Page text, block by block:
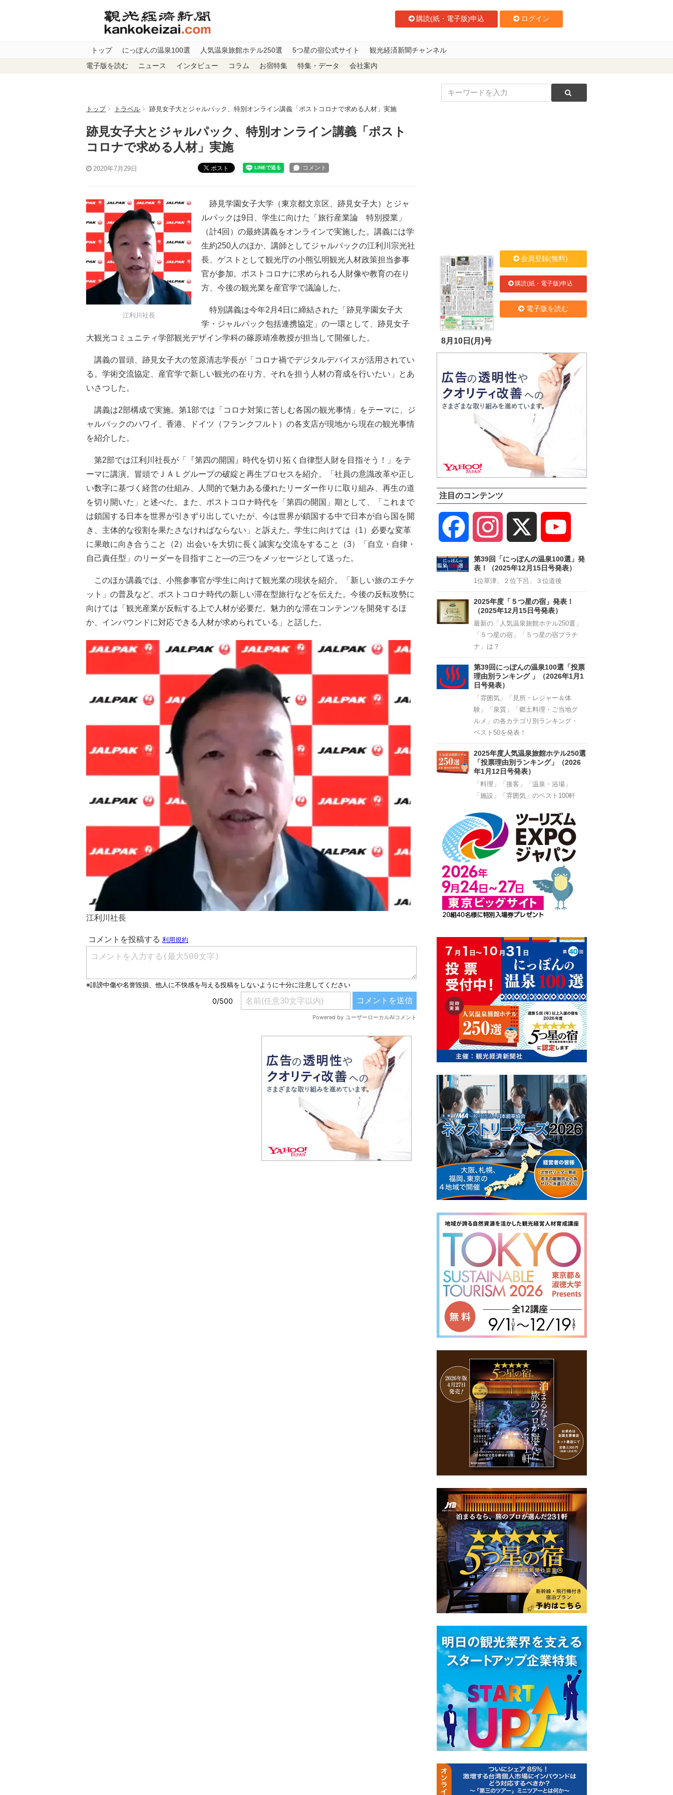
購読(紙・電子版)申込 ログイン
トップ にっぽんの温泉100選 人気温泉旅館ホテル250選 5つ星の宿公式サイト 観光経済新聞チャンネル
電子版を読む ニュース インタビュー コラム お宿特集 特集・データ 会社案内
トップ トラベル 跡見女子大とジャルパック、特別オンライン講義「ポストコロナで求める人材」実施
跡見女子大とジャルパック、特別オンライン講義「ポスト
コロナで求める人材」実施
2020年7月29日 ポスト
江利川社長
跡見学園女子大学（東京都文京区、跡見女子大）とジャ
ルパックは9日、学生に向けた「旅行産業論 特別授業」
（計4回）の最終講義をオンラインで実施した。講義には学
生約250人のほか、講師としてジャルパックの江利川宗光社
長、ゲストとして観光庁の小熊弘明観光人材政策担当参事
官が参加。ポストコロナに求められる人財像や教育の在り
方、今後の観光業を産官学で議論した。
特別講義は今年2月4日に締結された「跡見学園女子大
学・ジャルパック包括連携協定」の一環として、跡見女子
大観光コミュニティ学部観光デザイン学科の篠原靖准教授が担当して開催した。
講義の冒頭、跡見女子大の笠原清志学長が「コロナ禍でデジタルデバイスが活用されてい
る。学術交流協定、産官学で新しい観光の在り方、それを担う人材の育成を行いたい」とあ
いさつした。
講義は2部構成で実施。第1部では「コロナ対策に苦しむ各国の観光事情」をテーマに、ジ
ャルパックのハワイ、香港、ドイツ（フランクフルト）の各支店が現地から現在の観光事情
を紹介した。
第2部では江利川社長が「『第四の開国』時代を切り拓く自律型人財を目指そう！」をテ
ーマに講演。冒頭でＪＡＬグループの破綻と再生プロセスを紹介。「社員の意識改革や正し
い数字に基づく経営の仕組み、人間的で魅力ある優れたリーダー作りに取り組み、再生の道
を切り開いた」と述べた。また、ポストコロナ時代を「第四の開国」期として、「これまで
は鎖国する日本を世界が引きずり出していたが、今は世界が鎖国する中で日本が自ら国を開
き、主体的な役割を果たさなければならない」と訴えた。学生に向けては（1）必要な変革
に果敢に向き合うこと（2）出会いを大切に長く誠実な交流をすること（3）「自立・自律・
自己責任型」のリーダーを目指すこと―の三つをメッセージとして送った。
このほか講義では、小熊参事官が学生に向けて観光業の現状を紹介。「新しい旅のエチケ
ット」の普及など、ポストコロナ時代の新しい滞在型旅行などを伝えた。今後の反転攻勢に
向けては「観光産業が反転する上で人材が必要だ。魅力的な滞在コンテンツを開発するほ
か、インバウンドに対応できる人材が求められている」と話した。
江利川社長
8月10日(月)号
会員登録(無料)
購読(紙・電子版)申込
電子版を読む
注目のコンテンツ
Facebook Instagram
Channel
第39回「にっぽんの温泉100選」発
表！（2025年12月15日号発表）
1位草津、２位下呂、３位道後
2025年度「５つ星の宿」発表！
（2025年12月15日号発表）
最新の「人気温泉旅館ホテル250選」
「５つ星の宿」「５つ星の宿プラチ
ナ」は？
第39回にっぽんの温泉100選「投票
理由別ランキング 」（2026年1月1
日号発表）
「雰囲気」「見所・レジャー＆体
験」「泉質」「郷土料理・ご当地グ
ルメ」の各カテゴリ別ランキング・
ベスト50を発表！
2025年度人気温泉旅館ホテル250選
「投票理由別ランキング」（2026
年1月12日号発表）
「料理」「接客」「温泉・浴場」
「施設」「雰囲気」のベスト100軒